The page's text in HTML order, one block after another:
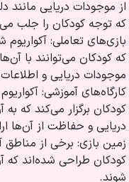
از موجودات دریایی مانند
که توجه کودکان را جلب
بازی‌های تعاملی:
که کودکان می‌توانند با
موجودات دریایی و
کارگاه‌های آموزشی:
کودکان برگزار می‌کند که
دریایی و حفاظت از آن‌ها
زمین بازی: برخی از مناطق
کودکان طراحی شده‌اند که
شوند.